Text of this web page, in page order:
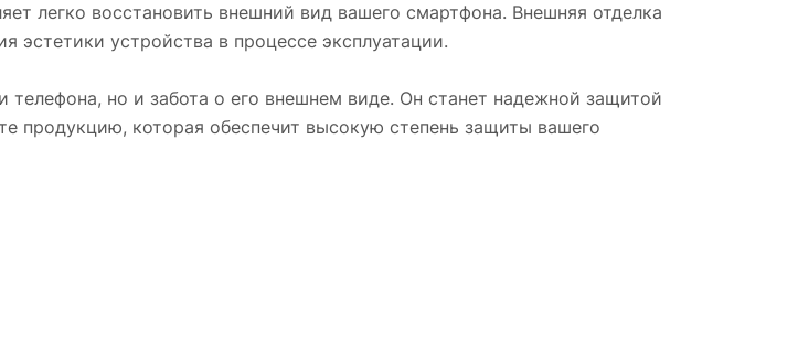
легко восстановить внешний вид вашего смартфона. Внешняя отделка
эстетики устройства в процессе эксплуатации.
но и забота о его внешнем виде. Он станет надежной защитой
продукцию, которая обеспечит высокую степень защиты вашего